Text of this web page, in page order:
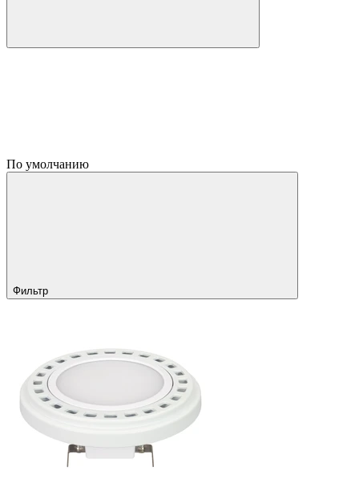
По умолчанию
Фильтр